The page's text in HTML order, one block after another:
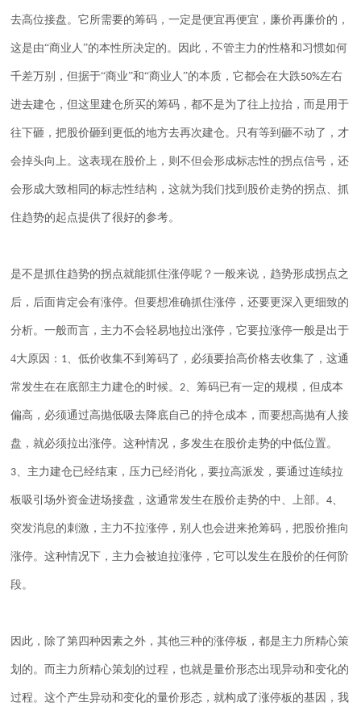
去高位接盘。它所需要的筹码，一定是便宜再便宜，廉价再廉价的，
这是由“商业人”的本性所决定的。因此，不管主力的性格和习惯如何
千差万别，但据于“商业”和“商业人”的本质，它都会在大跌50%左右
进去建仓，但这里建仓所买的筹码，都不是为了往上拉抬，而是用于
往下砸，把股价砸到更低的地方去再次建仓。只有等到砸不动了，才
会掉头向上。这表现在股价上，则不但会形成标志性的拐点信号，还
会形成大致相同的标志性结构，这就为我们找到股价走势的拐点、抓
住趋势的起点提供了很好的参考。
是不是抓住趋势的拐点就能抓住涨停呢？一般来说，趋势形成拐点之
后，后面肯定会有涨停。但要想准确抓住涨停，还要更深入更细致的
分析。一般而言，主力不会轻易地拉出涨停，它要拉涨停一般是出于
4大原因： 1、低价收集不到筹码了，必须要抬高价格去收集了，这通
常发生在在底部主力建仓的时候。2、筹码已有一定的规模，但成本
偏高，必须通过高抛低吸去降底自己的持仓成本，而要想高抛有人接
盘，就必须拉出涨停。这种情况，多发生在股价走势的中低位置。
3、主力建仓已经结束，压力已经消化，要拉高派发，要通过连续拉
板吸引场外资金进场接盘，这通常发生在股价走势的中、上部。4、
突发消息的刺激，主力不拉涨停，别人也会进来抢筹码，把股价推向
涨停。这种情况下，主力会被迫拉涨停，它可以发生在股价的任何阶
段。
因此，除了第四种因素之外，其他三种的涨停板，都是主力所精心策
划的。而主力所精心策划的过程，也就是量价形态出现异动和变化的
过程。这个产生异动和变化的量价形态，就构成了涨停板的基因，我